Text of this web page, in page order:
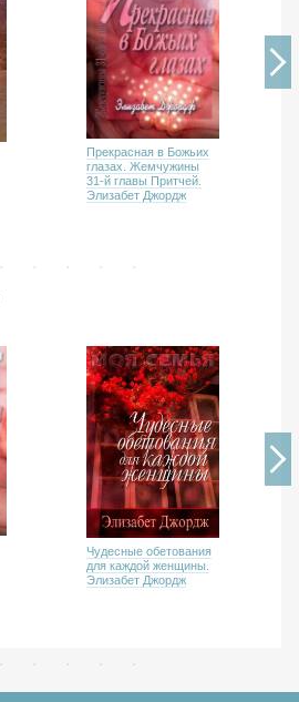
Прекрасная в Божьих
глазах. Жемчужины
31-й главы Притчей.
Элизабет Джордж
Чудесные обетования
для каждой женщины.
Элизабет Джордж